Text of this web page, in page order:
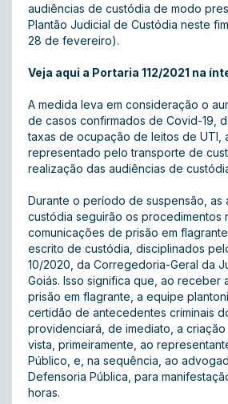
audiências de custódia de modo
Plantão Judicial de Custódia neste
28 de fevereiro).
Veja aqui a Portaria 112/2021 na
A medida leva em consideração o
de casos confirmados de Covid-19,
taxas de ocupação de leitos de UTI,
representado pelo transporte de
realização das audiências de
Durante o período de suspensão, as
custódia seguirão os procedimentos
comunicações de prisão em
escrito de custódia, disciplinados
10/2020, da Corregedoria-Geral da
Goiás. Isso significa que, ao receber
prisão em flagrante, a equipe
certidão de antecedentes criminais
providenciará, de imediato, a
vista, primeiramente, ao
Público, e, na sequência, ao
Defensoria Pública, para
horas.